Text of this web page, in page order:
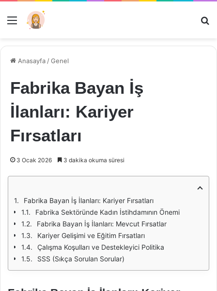
Menü
Anasayfa /Genel
Fabrika Bayan İş
İlanları: Kariyer
Fırsatları
3 Ocak 2026 3 dakika okuma süresi
Fabrika Bayan İş İlanları: Kariyer Fırsatları
Fabrika Sektöründe Kadın İstihdamının Önemi
Fabrika Bayan İş İlanları: Mevcut Fırsatlar
Kariyer Gelişimi ve Eğitim Fırsatları
Çalışma Koşulları ve Destekleyici Politika
SSS (Sıkça Sorulan Sorular)